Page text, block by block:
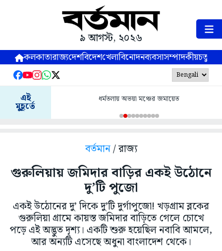
৯ আগস্ট, ২০২৬
কলকাতারাজ্যদেশবিদেশখেলাবিনোদনব্যবসাসম্পাদকীয়
এই
মুহূর্তে
ধর্মতলায় অভয়া মঞ্চের জমায়েত
বর্তমান/ রাজ্য
গুরুলিয়ায় জমিদার বাড়ির একই উঠোনে
দু’টি পুজো
একই উঠোনের দু’ দিকে দু’টি দুর্গাপুজো! খড়গ্রাম ব্লকের
গুরুলিয়া গ্রামে কায়স্ত জমিদার বাড়িতে গেলে চোখে
পড়ে এই অদ্ভুত দৃশ্য। একটি শুরু হয়েছিল নবাবি আমলে,
আর অন্যটি এসেছে অধুনা বাংলাদেশ থেকে।